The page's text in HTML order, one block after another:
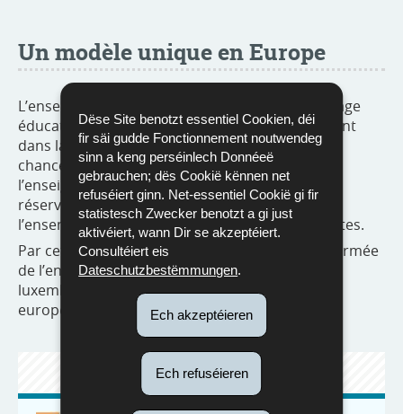
Dëse Site benotzt essentiel Cookien, déi
fir säi gudde Fonctionnement noutwendeg
sinn a keng perséinlech Donnéeë
gebrauchen; dës Cookië kënnen net
refuséiert ginn. Net-essentiel Cookië gi fir
statistesch Zwecker benotzt a gi just
aktivéiert, wann Dir se akzeptéiert.
Consultéiert eis
Dateschutzbestëmmungen.
Ech akzeptéieren
Ech refuséieren
Un modèle unique en Europe
L’enseignement musical étant un pilier du paysage
éducatif au Luxembourg, ces mesures s’inscrivent
dans la politique de promotion de l’égalité des
chances. Elles garantissent que l’accès à
l’enseignement musical ne soit pas un privilège
réservé à une minorité, mais un droit réel pour
l’ensemble de la société, enfants, jeunes et adultes.
Par cette vision ambitieuse et la valorisation affirmée
de l’enseignement musical, le modèle
luxembourgeois demeure unique à l’échelle
européenne.
TÉLÉCHARGEMENT